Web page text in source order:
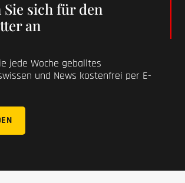
Sie sich für den
an
jede Woche geballtes
und News kostenfrei per E-